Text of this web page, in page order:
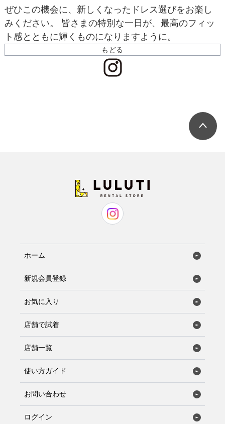
ぜひこの機会に、新しくなったドレス選びをお楽し
みください。 皆さまの特別な一日が、最高のフィッ
ト感とともに輝くものになりますように。
もどる
ホーム
新規会員登録
お気に入り
店舗で試着
店舗一覧
使い方ガイド
お問い合わせ
ログイン